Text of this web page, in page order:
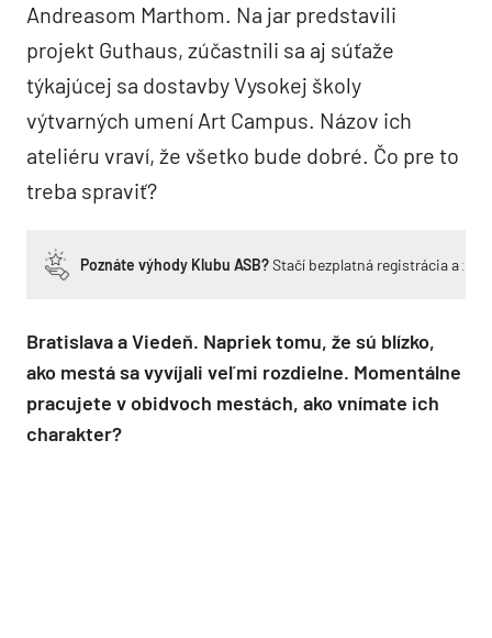
Andreasom Marthom. Na jar predstavili
projekt Guthaus, zúčastnili sa aj súťaže
týkajúcej sa dostavby Vysokej školy
výtvarných umení Art Campus. Názov ich
ateliéru vraví, že všetko bude dobré. Čo pre to
treba spraviť?
Poznáte výhody Klubu ASB?Stačí bezplatná registrácia a
Bratislava a Viedeň. Napriek tomu, že sú blízko,
ako mestá sa vyvíjali veľmi rozdielne. Momentálne
pracujete v obidvoch mestách, ako vnímate ich
charakter?